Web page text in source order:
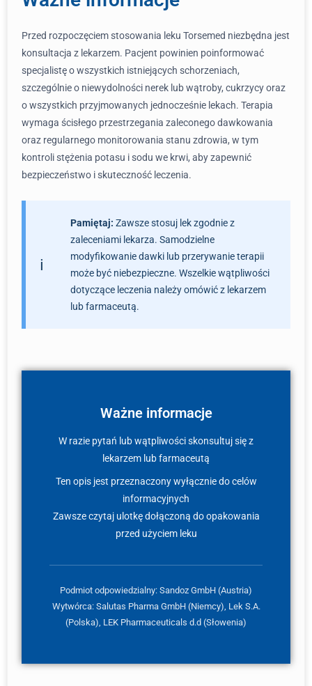
Przed rozpoczęciem stosowania leku Torsemed niezbędna jest
konsultacja z lekarzem. Pacjent powinien poinformować
specjalistę o wszystkich istniejących schorzeniach,
szczególnie o niewydolności nerek lub wątroby, cukrzycy oraz
o wszystkich przyjmowanych jednocześnie lekach. Terapia
wymaga ścisłego przestrzegania zaleconego dawkowania
oraz regularnego monitorowania stanu zdrowia, w tym
kontroli stężenia potasu i sodu we krwi, aby zapewnić
bezpieczeństwo i skuteczność leczenia.
Pamiętaj: Zawsze stosuj lek zgodnie z
zaleceniami lekarza. Samodzielne
modyfikowanie dawki lub przerywanie terapii
może być niebezpieczne. Wszelkie wątpliwości
dotyczące leczenia należy omówić z lekarzem
lub farmaceutą.
Ważne informacje
W razie pytań lub wątpliwości skonsultuj się z
lekarzem lub farmaceutą
Ten opis jest przeznaczony wyłącznie do celów
informacyjnych
Zawsze czytaj ulotkę dołączoną do opakowania
przed użyciem leku
Podmiot odpowiedzialny: Sandoz GmbH (Austria)
Wytwórca: Salutas Pharma GmbH (Niemcy), Lek S.A.
(Polska), LEK Pharmaceuticals d.d (Słowenia)